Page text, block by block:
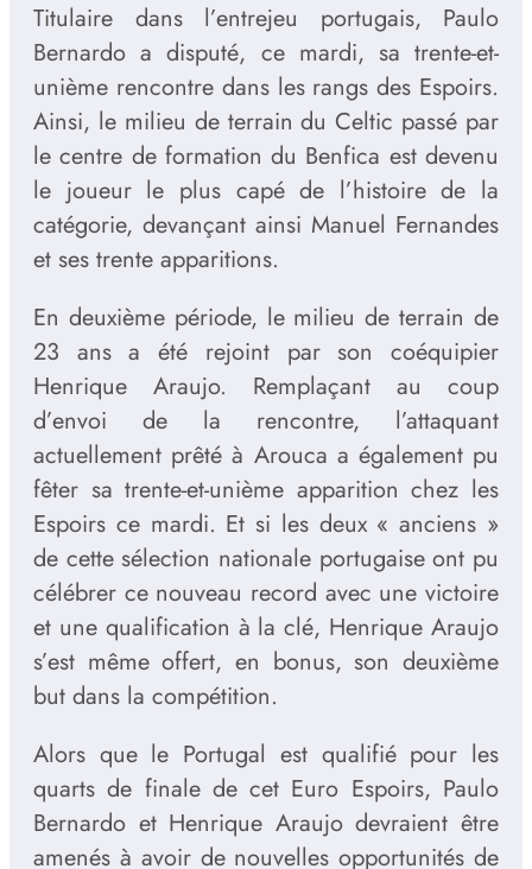
Titulaire dans l’entrejeu portugais, Paulo
Bernardo a disputé, ce mardi, sa trente-et-
unième rencontre dans les rangs des Espoirs.
Ainsi, le milieu de terrain du Celtic passé par
le centre de formation du Benfica est devenu
le joueur le plus capé de l’histoire de la
catégorie, devançant ainsi Manuel Fernandes
et ses trente apparitions.
En deuxième période, le milieu de terrain de
23 ans a été rejoint par son coéquipier
Henrique Araujo. Remplaçant au coup
d’envoi de la rencontre, l’attaquant
actuellement prêté à Arouca a également pu
fêter sa trente-et-unième apparition chez les
Espoirs ce mardi. Et si les deux « anciens »
de cette sélection nationale portugaise ont pu
célébrer ce nouveau record avec une victoire
et une qualification à la clé, Henrique Araujo
s’est même offert, en bonus, son deuxième
but dans la compétition.
Alors que le Portugal est qualifié pour les
quarts de finale de cet Euro Espoirs, Paulo
Bernardo et Henrique Araujo devraient être
amenés à avoir de nouvelles opportunités de